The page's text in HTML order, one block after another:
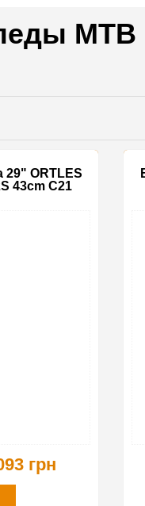
MTB
29" ORTLES
43cm C21
грн